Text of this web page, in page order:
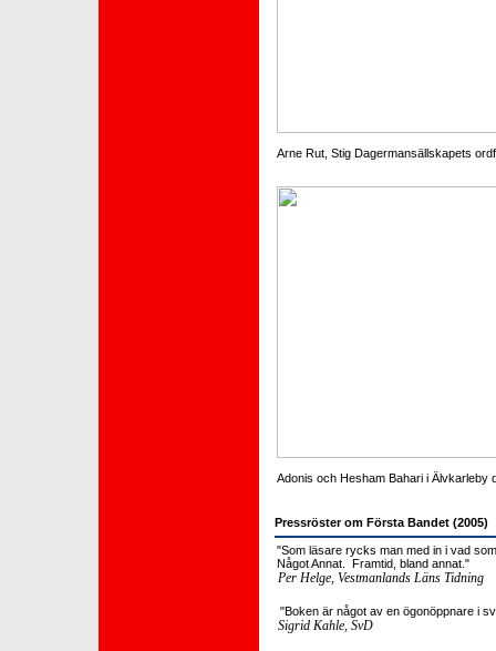
Arne Rut, Stig Dagermansällskapets
Adonis och Hesham Bahari i Älvkarleby
Pressröster om Första Bandet (2005)
"Som läsare rycks man med in i vad
Något Annat. Framtid, bland annat."
Per Helge, Vestmanlands Läns Tidning
"Boken är något av en ögonöppnare i
Sigrid Kahle, SvD